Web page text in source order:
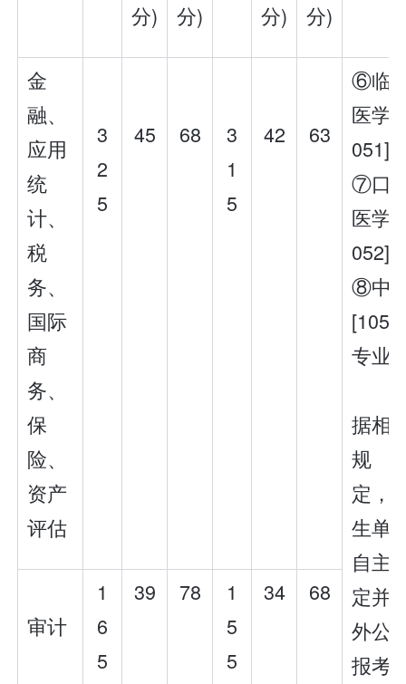
分)
分)
分)
分)
金
融、
应用
统
计、
税
务、
国际
商
务、
保
险、
资产
评估
3
2
5
45 68
3
1
5
42 63
⑥临
医学
051]
⑦口
医学
052]
⑧中
[1057]
专业
据相
规
定，“
生单
自主
定并
外公
报考
审计
1
6
5
39 78
1
5
5
34 68